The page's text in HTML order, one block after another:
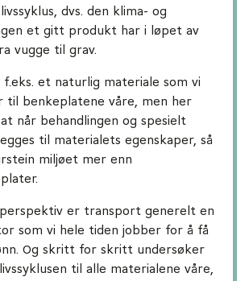
dvs. den klima- og
et gitt produkt har i løpet av
vugge til grav.
f.eks. et naturlig materiale som vi
til benkeplatene våre, men her
når behandlingen og spesielt
til materialets egenskaper, så
miljøet mer enn
er transport generelt en
som vi hele tiden jobber for å få
Og skritt for skritt undersøker
til alle materialene våre,